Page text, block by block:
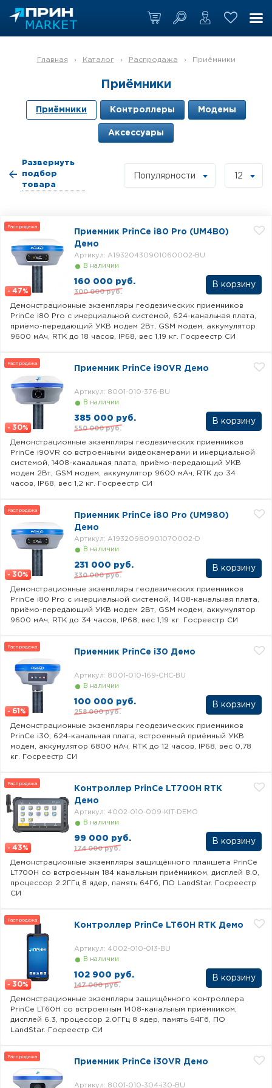
Главная › Каталог › Распродажа › Приёмники
Приёмники
Приёмники Контроллеры Модемы
Аксессуары
Развернуть
подбор
товара
Популярности 12
Распродажа
- 47 %
Приемник PrinCe i80 Pro (UM4B0)
Демо
В наличии
Артикул: A19320430901060002-BU
160 000 руб.
300 000 руб.
Демонстрационные экземпляры геодезических приемников
PrinCe i80 Pro c инерциальной системой, 624-канальная плата,
приёмо-передающий УКВ модем 2Вт, GSM модем, аккумулятор
9600 мАч, RTK до 18 часов, IP68, вес 1,19 кг. Госреестр СИ
Распродажа
- 30%
Приемник PrinCe i90VR Демо
В наличии
Артикул: 8001-010-376-BU
385 000 руб.
550 000 руб.
Демонстрационные экземпляры геодезических приемников
PrinCe i90VR со встроенными видеокамерами и инерциальной
системой, 1408-канальная плата, приёмо-передающий УКВ
модем 2Вт, GSM модем, аккумулятор 9600 мАч, RTK до 34
часов, IP68, вес 1,2 кг. Госреестр СИ
Распродажа
- 30%
Приемник PrinCe i80 Pro (UM980)
Демо
В наличии
Артикул: A19320980901070002-D
231 000 руб.
330 000 руб.
Демонстрационные экземпляры геодезических приемников
PrinCe i80 Pro c инерциальной системой, 1408-канальная плата,
приёмо-передающий УКВ модем 2Вт, GSM модем, аккумулятор
9600 мАч, RTK до 34 часов, IP68, вес 1,19 кг. Госреестр СИ
Распродажа
- 61 %
Приемник PrinCe i30 Демо
В наличии
Артикул: 8001-010-169-CHC-BU
100 000 руб.
258 000 руб.
Демонстрационные экземпляры геодезических приемников
PrinCe i30, 624-канальная плата, встроенный приёмный УКВ
модем, аккумулятор 6800 мАч, RTK до 12 часов, IP68, вес 0,78
кг. Госреестр СИ
Распродажа
- 43 %
Контроллер PrinCe LT700H RTK
Демо
В наличии
Артикул: 4002-010-009-KIT-DEMO
99 000 руб.
174 000 руб.
Демонстрационные экземпляры защищённого планшета PrinCe
LT700H со встроенным 184 канальным приёмником, дисплей 8.0,
процессор 2.2ГГц 8 ядер, память 64Гб, ПО LandStar. Госреестр
СИ
Распродажа
- 30%
Контроллер PrinCe LT60H RTK Демо
В наличии
Артикул: 4002-010-013-BU
102 900 руб.
147 000 руб.
Демонстрационные экземпляры защищённого контроллера
PrinCe LT60H со встроенным 1408-канальным приёмником,
дисплей 6.3, процессор 2.0ГГц 8 ядер, память 64Гб, ПО
LandStar. Госреестр СИ
Распродажа
Приемник PrinCe i30VR Демо
Артикул: 8001-010-304-i30-BU